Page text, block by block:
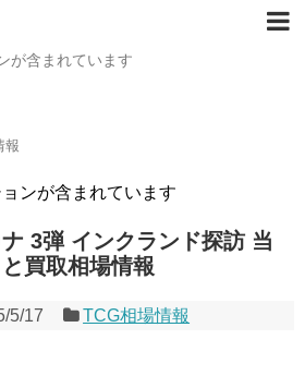
が含まれています
報
ンが含まれています
3弾 インクランド探訪 当
買取相場情報
5/17 TCG相場情報